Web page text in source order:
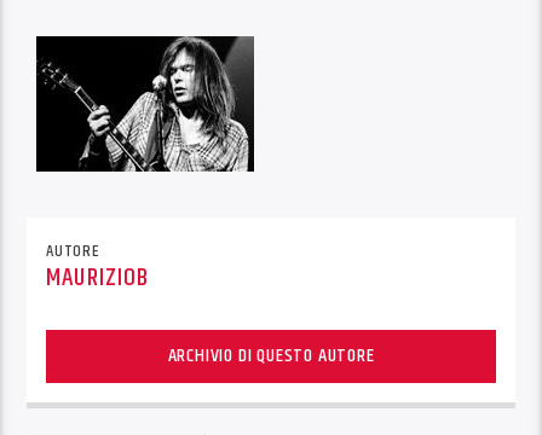
AUTORE
MAURIZIOB
ARCHIVIO DI QUESTO AUTORE